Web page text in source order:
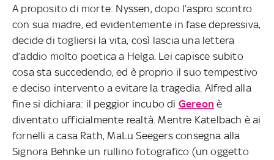
A proposito di morte: Nyssen, dopo l’aspro scontro
con sua madre, ed evidentemente in fase depressiva,
decide di togliersi la vita, così lascia una lettera
d’addio molto poetica a Helga. Lei capisce subito
cosa sta succedendo, ed è proprio il suo tempestivo
e deciso intervento a evitare la tragedia. Alfred alla
fine si dichiara: il peggior incubo di Gereon è
diventato ufficialmente realtà. Mentre Katelbach è ai
fornelli a casa Rath, MaLu Seegers consegna alla
Signora Behnke un rullino fotografico (un oggetto